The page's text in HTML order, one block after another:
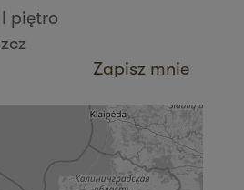
piętro
Zapisz mnie
4/6
Zapisz mnie